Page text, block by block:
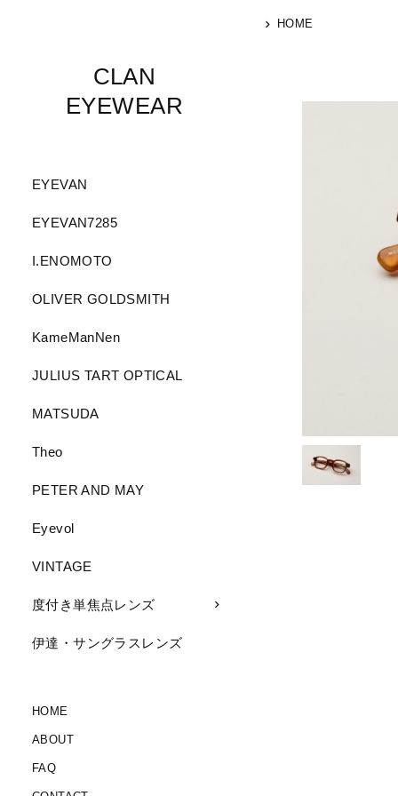
CLAN
EYEWEAR
EYEVAN
EYEVAN7285
I.ENOMOTO
OLIVER GOLDSMITH
KameManNen
JULIUS TART OPTICAL
MATSUDA
Theo
PETER AND MAY
Eyevol
VINTAGE
度付き単焦点レンズ
伊達・サングラスレンズ
HOME
ABOUT
FAQ
HOME